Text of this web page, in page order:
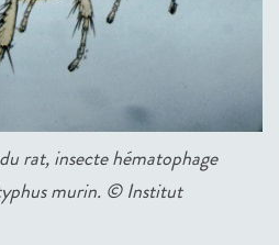
rat, insecte hématophage
murin. © Institut